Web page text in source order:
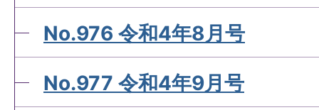
No.976 令和4年8月号
No.977 令和4年9月号